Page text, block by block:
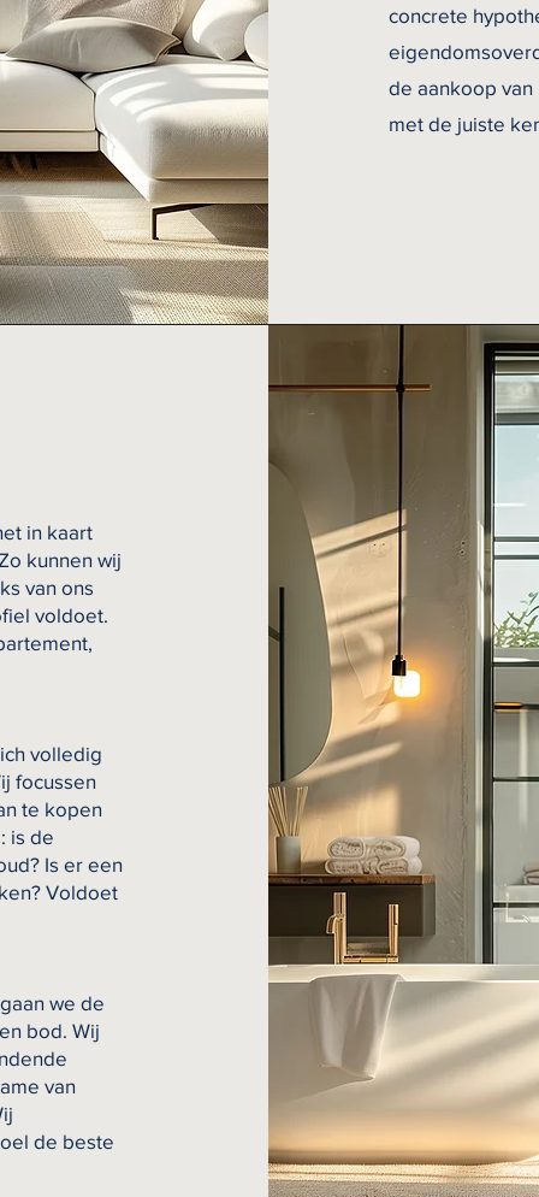
concrete
de aankoop van
met de juiste
in kaart
kunnen wij
van ons
voldoet.
volledig
focussen
te kopen
is de
Is er een
Voldoet
we de
bod. Wij
van
de beste